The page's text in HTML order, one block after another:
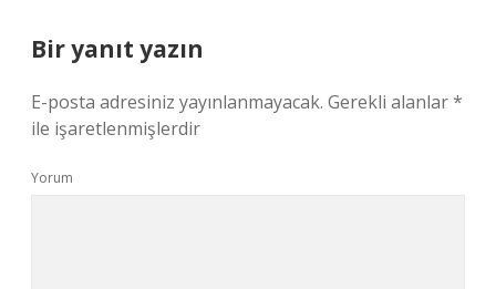
Bir yanıt yazın
E-posta adresiniz yayınlanmayacak. Gerekli alanlar*
ile işaretlenmişlerdir
Yorum